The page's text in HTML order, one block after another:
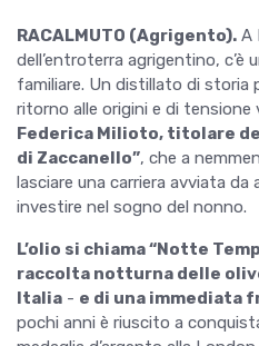
RACALMUTO (Agrigento). A
dell’entroterra agrigentino, c’è
familiare. Un distillato di storia
ritorno alle origini e di tensione
Federica Milioto, titolare
di Zaccanello”, che a
lasciare una carriera avviata da
investire nel sogno del nonno.
L’olio si chiama “Notte
raccolta notturna delle
Italia - e di una immediata
pochi anni è riuscito a